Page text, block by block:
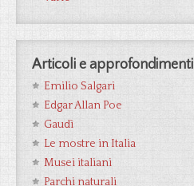
Articoli e approfondimenti
Emilio Salgari
Edgar Allan Poe
Gaudì
Le mostre in Italia
Musei italiani
Parchi naturali